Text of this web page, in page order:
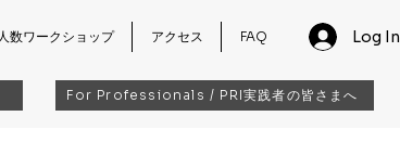
数ワークショップ アクセス FAQ Log In
For Professionals / PRI実践者の皆さまへ